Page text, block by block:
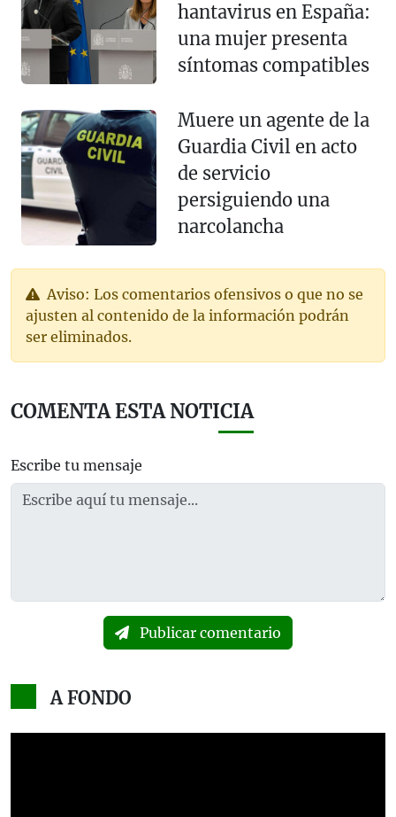
hantavirus en España:
una mujer presenta
síntomas compatibles
Muere un agente de la
Guardia Civil en acto
de servicio
persiguiendo una
narcolancha
Aviso: Los comentarios ofensivos o que no se
ajusten al contenido de la información podrán
ser eliminados.
COMENTA ESTA NOTICIA
Escribe tu mensaje
Publicar comentario
A FONDO